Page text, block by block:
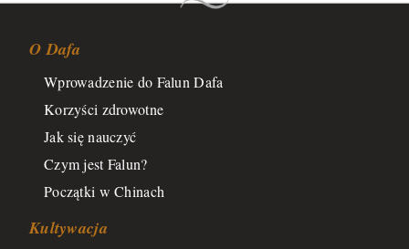
O Dafa
Wprowadzenie do Falun Dafa
Korzyści zdrowotne
Jak się nauczyć
Czym jest Falun?
Początki w Chinach
Kultywacja